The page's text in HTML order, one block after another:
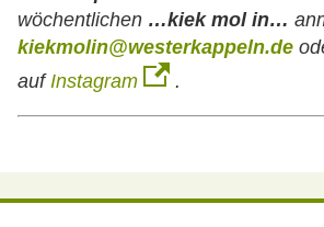
wöchentlichen …kiek mol in…
kiekmolin@westerkappeln.de
auf Instagram .